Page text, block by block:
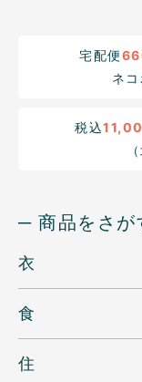
宅配便
ネコ
税込
─ 商品をさが
衣
食
住